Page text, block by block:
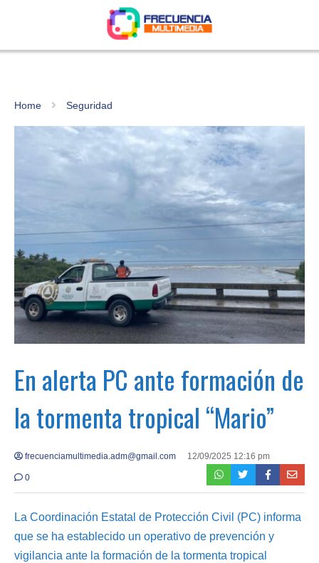
Home Seguridad
En alerta PC ante formación de
la tormenta tropical “Mario”
frecuenciamultimedia.adm@gmail.com 12/09/2025 12:16 pm
0
La Coordinación Estatal de Protección Civil (PC) informa
que se ha establecido un operativo de prevención y
vigilancia ante la formación de la tormenta tropical